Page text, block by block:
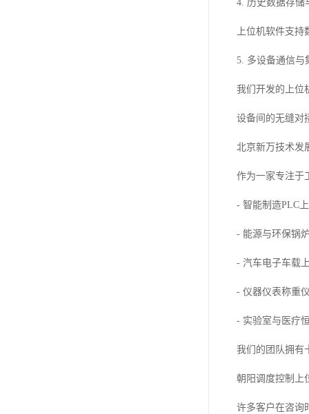
4. 历史数据存储
上位机软件支
5. 多设备通信与
我们开发的上位
设备间的无缝对
北京新万技术发
作为一家专注于
- 智能制造PLC
- 能源与环保锅
- 汽车电子车载
- 仪器仪表称重
- 实验室与医疗
我们的团队拥有
朝阳调度控制上
许多客户在咨询